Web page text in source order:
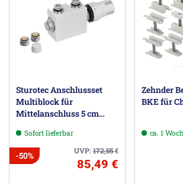
Sturotec Anschlussset
Multiblock für
Mittelanschluss 5 cm
Sofort lieferbar
UVP:172,55€
-50%
85,49 €
Zehnder
BKE für
ca. 1